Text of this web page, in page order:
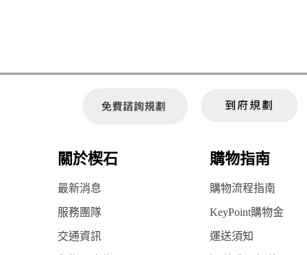
關於楔石 購物指南
最新消息 購物流程指南
服務團隊 KeyPoint購物金
交通資訊 運送須知